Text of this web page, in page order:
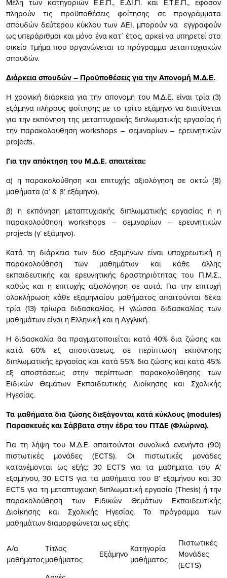
πληρούν τις προϋποθέσεις φοίτησης σε προγράμματα
σπουδών δεύτερου κύκλου των ΑΕΙ, μπορούν να εγγραφούν
ως υπεράριθμοι και μόνο ένα κατ΄ έτος, αρκεί να υπηρετεί στο
οικείο Τμήμα που οργανώνεται το πρόγραμμα μεταπτυχιακών
σπουδών.
Διάρκεια σπουδών – Προϋποθέσεις για την Απονομή Μ.Δ.Ε.
Η χρονική διάρκεια για την απονομή του Μ.Δ.Ε. είναι τρία (3)
εξάμηνα πλήρους φοίτησης με το τρίτο εξάμηνο να διατίθεται
για την εκπόνηση της μεταπτυχιακής διπλωματικής εργασίας ή
την παρακολούθηση workshops – σεμιναρίων – ερευνητικών
projects.
Για την απόκτηση του Μ.Δ.Ε. απαιτείται:
α) η παρακολούθηση και επιτυχής αξιολόγηση σε οκτώ (8)
μαθήματα (α’ & β’ εξάμηνο),
β) η εκπόνηση μεταπτυχιακής διπλωματικής εργασίας ή η
παρακολούθηση workshops – σεμιναρίων – ερευνητικών
projects (γ’ εξάμηνο).
Κατά τη διάρκεια των δύο εξαμήνων είναι υποχρεωτική η
παρακολούθηση των μαθημάτων και κάθε άλλης
εκπαιδευτικής και ερευνητικής δραστηριότητας του Π.Μ.Σ.,
καθώς και η επιτυχής αξιολόγηση σε αυτά. Για την επιτυχή
ολοκλήρωση κάθε εξαμηνιαίου μαθήματος απαιτούνται δέκα
τρία (13) τρίωρα διδασκαλίας. Η γλώσσα διδασκαλίας των
μαθημάτων είναι η Ελληνική και η Αγγλική.
Η διδασκαλία θα πραγματοποιείται κατά 40% δια ζώσης και
κατά 60% εξ αποστάσεως, σε περίπτωση εκπόνησης
διπλωματικής εργασίας και κατά 55% δια ζώσης και κατά 45%
εξ αποστάσεως στην περίπτωση παρακολούθησης των
Ειδικών Θεμάτων Εκπαιδευτικής Διοίκησης και Σχολικής
Ηγεσίας.
Τα μαθήματα δια ζώσης διεξάγονται κατά κύκλους (modules)
Παρασκευές και Σάββατα στην έδρα του ΠΤΔΕ (Φλώρινα).
Για τη λήψη του Μ.Δ.Ε. απαιτούνται συνολικά ενενήντα (90)
πιστωτικές μονάδες (ECTS). Οι πιστωτικές μονάδες
κατανέμονται ως εξής: 30 ECTS για τα μαθήματα του Α’
εξαμήνου, 30 ECTS για τα μαθήματα του Β’ εξαμήνου και 30
ECTS για τη μεταπτυχιακή διπλωματική εργασία (Thesis) ή την
παρακολούθηση των Ειδικών Θεμάτων Εκπαιδευτικής
Διοίκησης και Σχολικής Ηγεσίας. Το πρόγραμμα των
μαθημάτων διαμορφώνεται ως εξής:
Α/α
μαθήματος
Τίτλος
μαθήματος
Εξάμηνο
Κατηγορία
μαθήματος
Πιστωτικές
Μονάδες
(ECTS)